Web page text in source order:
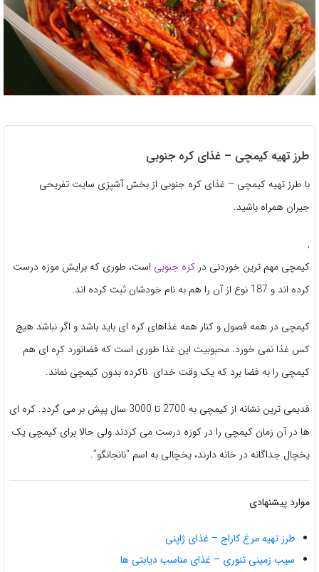
طرز تهیه کیمچی – غذای کره جنوبی
با طرز تهیه کیمچی – غذای کره جنوبی از بخش آشپزی سایت تفریحی
جیران همراه باشید.
;
کیمچی مهم ترین خوردنی در کره جنوبی است، طوری که برایش موزه درست
کرده اند و 187 نوع از آن را هم به نام خودشان ثبت کرده اند.
کیمچی در همه فصول و کنار همه غذاهای کره ای باید باشد و اگر نباشد هیچ
کس غذا نمی خورد. محبوبیت این غذا طوری است که فضانورد کره ای هم
کیمچی را به فضا برد که یک وقت خدای ناکرده بدون کیمچی نماند.
قدیمی ترین نشانه از کیمچی به 2700 تا 3000 سال پیش بر می گردد. کره ای
ها در آن زمان کیمچی را در کوزه درست می کردند ولی حالا برای کیمچی یک
یخچال جداگانه در خانه دارند، یخچالی به اسم “نانجانگو”.
موارد پیشنهادی
طرز تهیه مرغ کاراج – غذای ژاپنی
سیب زمینی تنوری – غذای مناسب دیابتی ها